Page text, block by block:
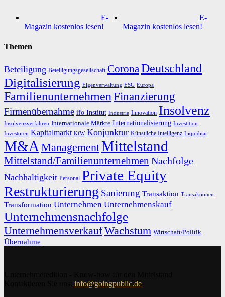
E-
Magazin kostenlos lesen!
E-
Magazin kostenlos lesen!
Themen
Beteiligung Beteiligungsgesellschaft CoronaDeutschland
Digitalisierung Eigenverwaltung ESG Europa
Familienunternehmen Finanzierung
Firmenübernahme ifo Institut Industrie Innovation Insolvenz
Insolvenzverfahren Internationale Märkte Internationalisierung Investition
Investoren Kapitalmarkt KfW Konjunktur Künstliche Intelligenz Liquidität
M&A ManagementMittelstand
Mittelstand/Familienunternehmen Nachfolge
Nachhaltigkeit Personal Private Equity
Restrukturierung Sanierung Transaktion Transaktionen
Transformation Unternehmen Unternehmenskauf
Unternehmensnachfolge
UnternehmensverkaufWachstum Wirtschaft/Politik
Übernahme
info@goingpublic.de